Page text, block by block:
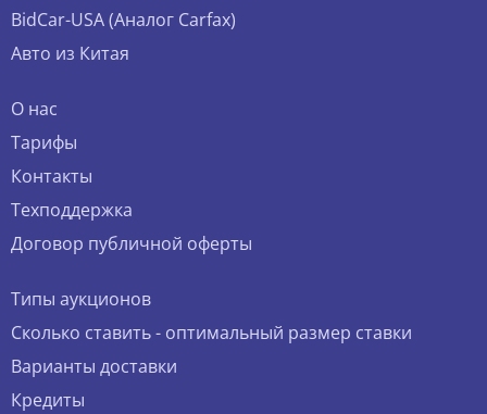
BidCar-USA (Аналог Carfax)
Авто из Китая
О нас
Тарифы
Контакты
Техподдержка
Договор публичной оферты
Типы аукционов
Сколько ставить - оптимальный размер ставки
Варианты доставки
Кредиты